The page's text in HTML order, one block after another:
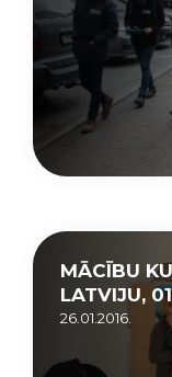
MĀCĪBU
LATVIJU,
26.01.2016.